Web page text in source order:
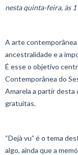
nesta quinta-feira, às
A arte
ancestralidade e a
É esse o objetivo
Contemporânea do
Amarela a partir desta
gratuitas.
“Dejà vu” é o tema
algo, ainda que a